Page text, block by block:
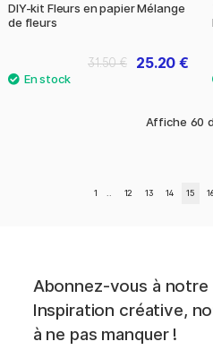
DIY-kit Fleurs en papier Mélange
de fleurs
25.20 €
31.50 €
Affiche 60
1 12 13 14 15 16
Abonnez-vous à
Inspiration créative,
à ne pas manquer !